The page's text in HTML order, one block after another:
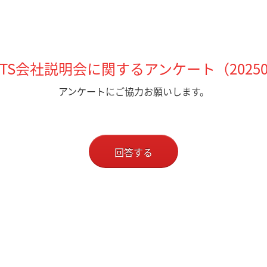
会社説明会に関するアンケート（
アンケートにご協力お願いします。
回答する